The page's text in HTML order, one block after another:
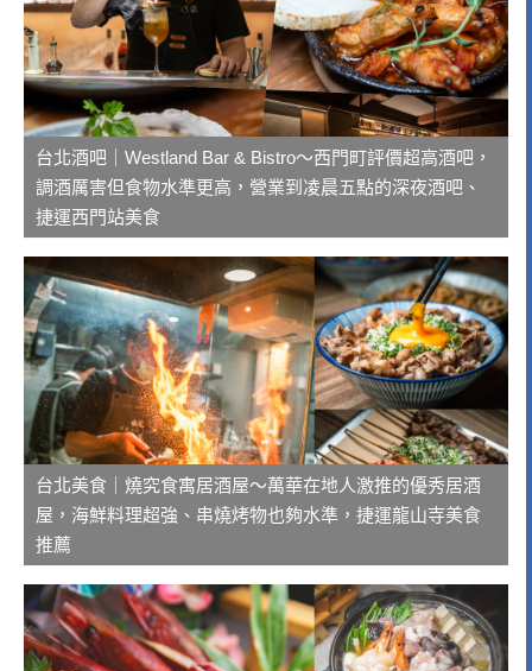
台北酒吧｜Westland Bar & Bistro～西門町評價超高酒吧，
調酒厲害但食物水準更高，營業到凌晨五點的深夜酒吧、
捷運西門站美食
台北美食｜燒究食寓居酒屋～萬華在地人激推的優秀居酒
屋，海鮮料理超強、串燒烤物也夠水準，捷運龍山寺美食
推薦